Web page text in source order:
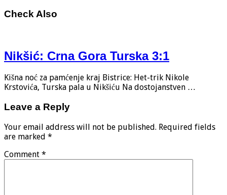
Check Also
Nikšić: Crna Gora Turska 3:1
Kišna noć za pamćenje kraj Bistrice: Het-trik Nikole
Krstovića, Turska pala u Nikšiću Na dostojanstven …
Leave a Reply
Your email address will not be published. Required fields
are marked *
Comment *